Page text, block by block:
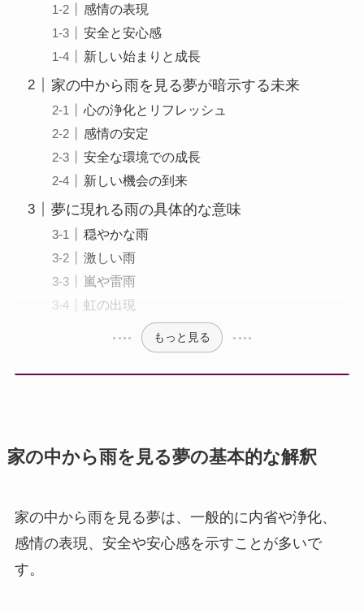
感情の表現
安全と安心感
新しい始まりと成長
家の中から雨を見る夢が暗示する未来
心の浄化とリフレッシュ
感情の安定
安全な環境での成長
新しい機会の到来
夢に現れる雨の具体的な意味
穏やかな雨
激しい雨
嵐や雷雨
虹の出現
もっと見る
家の中から雨を見る夢の基本的な解釈
家の中から雨を見る夢は、一般的に内省や浄化、
感情の表現、安全や安心感を示すことが多いで
す。